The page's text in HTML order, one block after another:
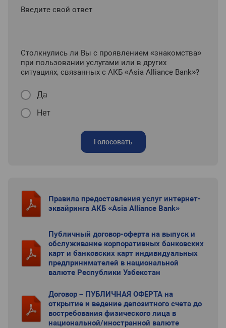
Введите свой ответ
Столкнулись ли Вы с проявлением «знакомства»
при пользовании услугами или в других
ситуациях, связанных с АКБ «Asia Alliance Bank»?
Да
Нет
Голосовать
Правила предоставления услуг интернет-
эквайринга АКБ «Asia Alliance Bank»
Публичный договор-оферта на выпуск и
обслуживание корпоративных банковских
карт и банковских карт индивидуальных
предпринимателей в национальной
валюте Республики Узбекстан
Договор – ПУБЛИЧНАЯ ОФЕРТА на
открытие и ведение депозитного счета до
востребования физического лица в
национальной/иностранной валюте